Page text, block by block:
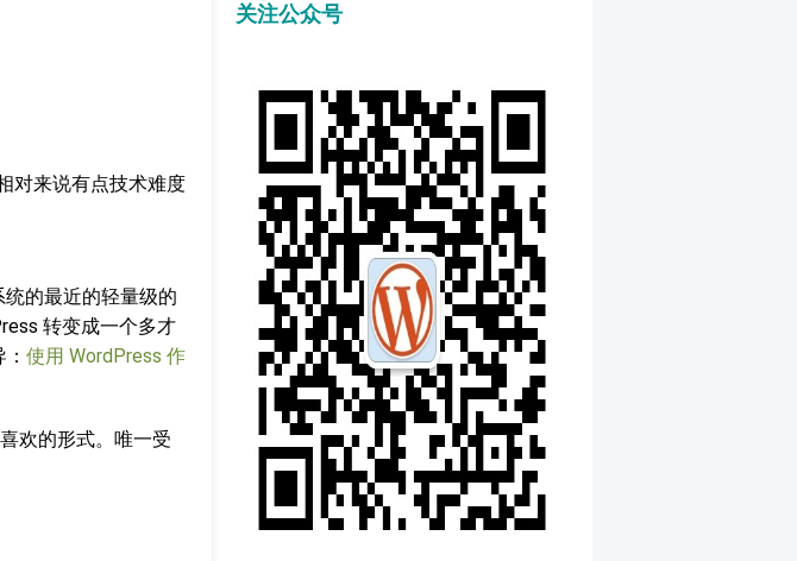
对来说有点技术难度
的最近的轻量级的
转变成一个多才
使用 WordPress 作
欢的形式。唯一受
关注公众号